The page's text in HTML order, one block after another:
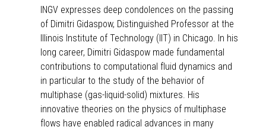
INGV expresses deep condolences on the passing
of Dimitri Gidaspow, Distinguished Professor at the
Illinois Institute of Technology (IIT) in Chicago. In his
long career, Dimitri Gidaspow made fundamental
contributions to computational fluid dynamics and
in particular to the study of the behavior of
multiphase (gas-liquid-solid) mixtures. His
innovative theories on the physics of multiphase
flows have enabled radical advances in many